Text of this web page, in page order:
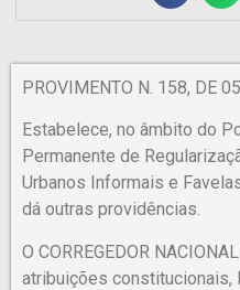
PROVIMENTO N. 158, DE
Estabelece, no âmbito do
Permanente de
Urbanos Informais e
dá outras providências.
O CORREGEDOR
atribuições constitucionais,